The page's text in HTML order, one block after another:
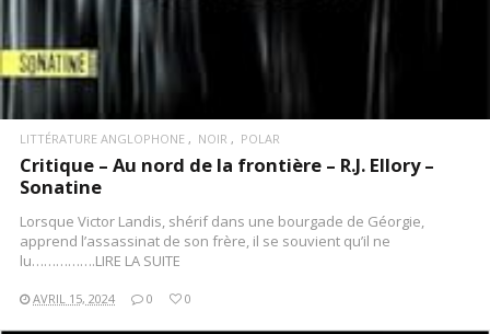
LITTÉRATURE ANGLOPHONE NOIR POLAR
Critique – Au nord de la frontière – R.J. Ellory –
Sonatine
Lorsque Victor Landis, shérif dans une bourgade de Géorgie,
apprend l’assassinat de son frère, il se souvient qu’il ne
lu…………….LIRE LA SUITE
AVRIL 15, 2024 0 0